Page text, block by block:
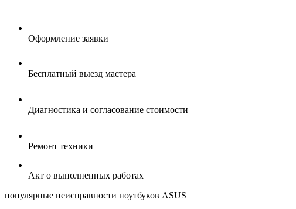
Оформление заявки
Бесплатный выезд мастера
Диагностика и согласование стоимости
Ремонт техники
Акт о выполненных работах
популярные неисправности ноутбуков ASUS